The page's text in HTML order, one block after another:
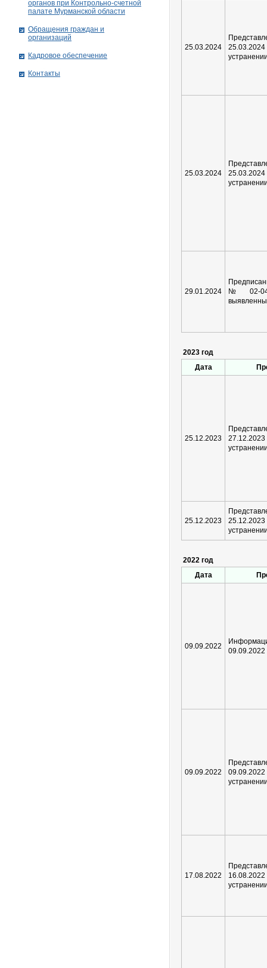
25.03.2024
25.03.2024
29.01.2024
№02-
2023 год
Дата
25.12.2023
25.12.2023
2022 год
Дата
09.09.2022
09.09.2022
17.08.2022
органов при Контрольно-счетной
палате Мурманской области
Обращения граждан и
организаций
Кадровое обеспечение
Контакты